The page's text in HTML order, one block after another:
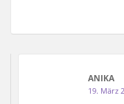
ANIKA
19. März